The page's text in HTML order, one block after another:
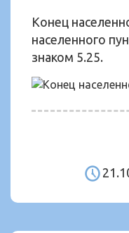
Конец
населенного
знаком 5.25.